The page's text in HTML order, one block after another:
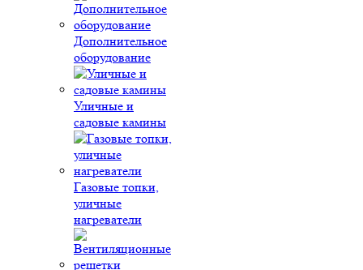
Дополнительное
оборудование
Уличные и
садовые камины
Газовые топки,
уличные
нагреватели